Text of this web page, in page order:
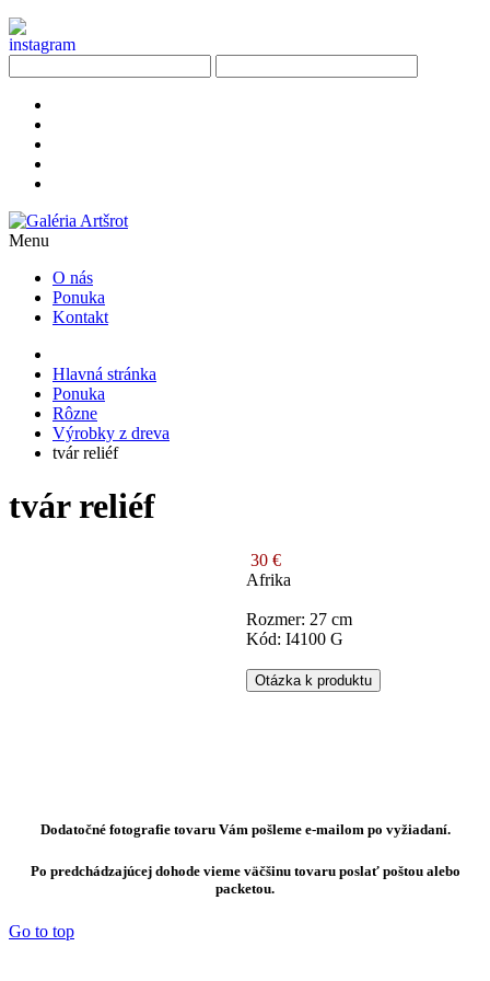
Menu
O nás
Ponuka
Kontakt
Hlavná stránka
Ponuka
Rôzne
Výrobky z dreva
tvár reliéf
tvár reliéf
30 €
Afrika
Rozmer: 27 cm
Kód: I4100 G
Otázka k produktu
Dodatočné fotografie tovaru Vám pošleme e-mailom po vyžiadaní.
Po predchádzajúcej dohode vieme väčšinu tovaru poslať poštou alebo
packetou.
Go to top